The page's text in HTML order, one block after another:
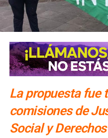
La propuesta fue
comisiones de
Social y